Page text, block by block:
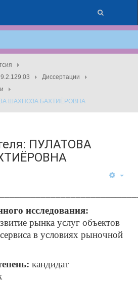
Диссертации
ШАХНОЗА БАХТИЁРОВНА
ПУЛАТОВА
исследования:
рынка услуг объектов
в условиях рыночной
кандидат